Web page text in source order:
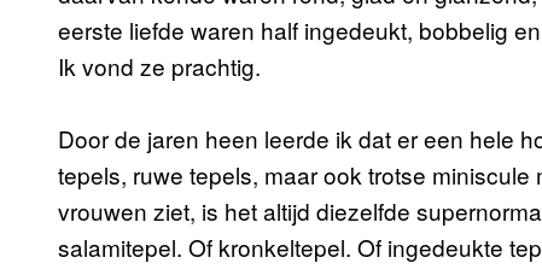
eerste liefde waren half ingedeukt, bobbelig
Ik vond ze prachtig.
Door de jaren heen leerde ik dat er een hele
tepels, ruwe tepels, maar ook trotse
vrouwen ziet, is het altijd diezelfde
salamitepel. Of kronkeltepel. Of ingedeukte